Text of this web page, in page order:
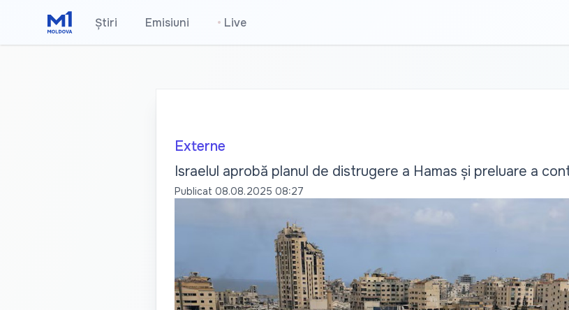
Știri Emisiuni • Live
Externe
Israelul aprobă planul de distrugere a Hamas și preluare a
Publicat 08.08.2025 08:27